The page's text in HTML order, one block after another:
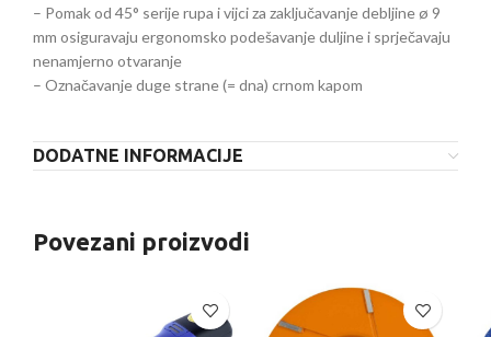
– Pomak od 45° serije rupa i vijci za zaključavanje debljine ø 9
mm osiguravaju ergonomsko podešavanje duljine i sprječavaju
nenamjerno otvaranje
– Označavanje duge strane (= dna) crnom kapom
DODATNE INFORMACIJE
Povezani proizvodi